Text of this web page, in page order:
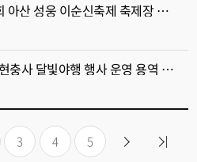
[제2026-50호] 제65회 아산 성웅 이순신축제 축제장 셔틀버스 운영 용역 소액수의공고
[제2026-47호] 2026 현충사 달빛야행 행사 운영 용역 입찰공고
3 4 5